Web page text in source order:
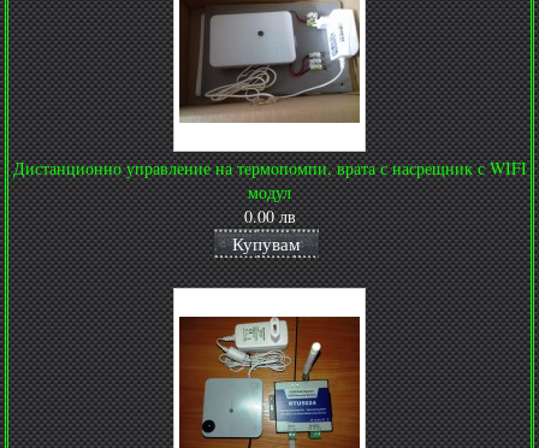
Дистанционно управление на термопомпи, врата с насрещник с WIFI
модул
0.00 лв
Купувам